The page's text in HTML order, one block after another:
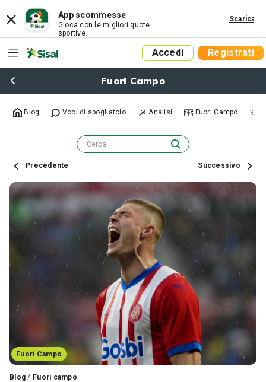
App scommesse
Gioca con le migliori quote
sportive.
Scarica
Accedi Registrati
Fuori Campo
Blog Voci di spogliatoio Analisi Fuori Campo
Precedente Successivo
Fuori Campo
Blog / Fuori campo